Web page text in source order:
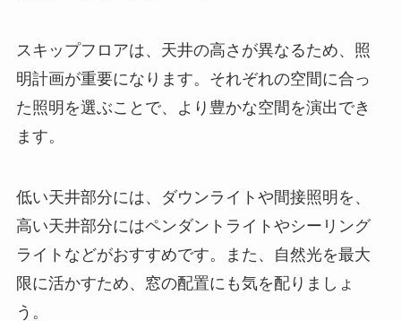
スキップフロアは、天井の高さが異なるため、照
明計画が重要になります。それぞれの空間に合っ
た照明を選ぶことで、より豊かな空間を演出でき
ます。
低い天井部分には、ダウンライトや間接照明を、
高い天井部分にはペンダントライトやシーリング
ライトなどがおすすめです。また、自然光を最大
限に活かすため、窓の配置にも気を配りましょ
う。